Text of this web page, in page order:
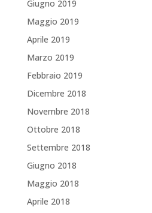
Giugno 2019
Maggio 2019
Aprile 2019
Marzo 2019
Febbraio 2019
Dicembre 2018
Novembre 2018
Ottobre 2018
Settembre 2018
Giugno 2018
Maggio 2018
Aprile 2018